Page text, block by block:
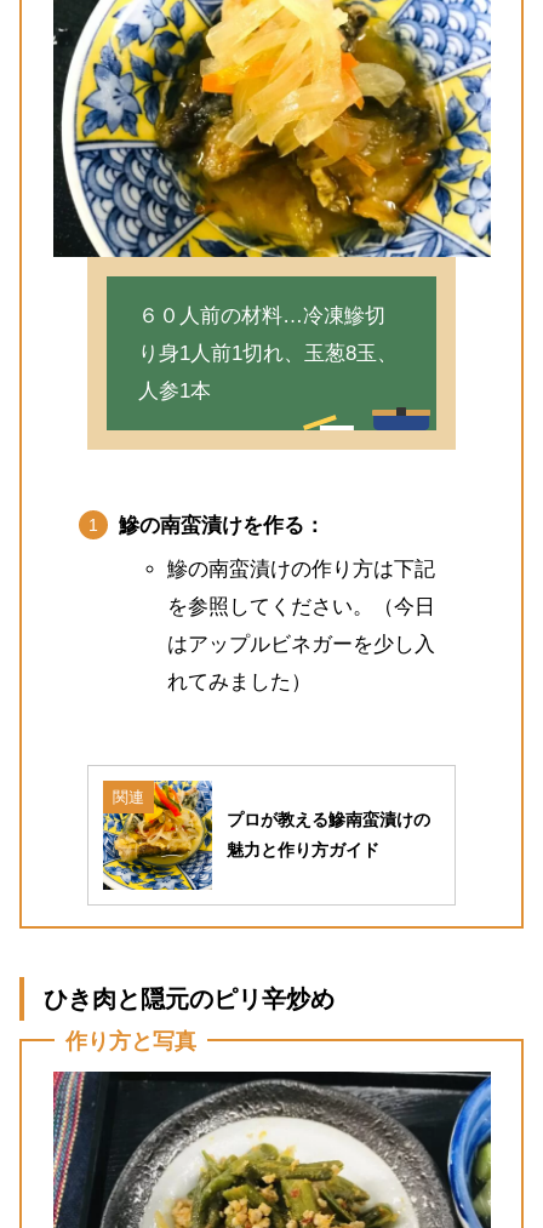
６０人前の材料…冷凍鰺切
り身1人前1切れ、玉葱8玉、
人参1本
鰺の南蛮漬けを作る：
鰺の南蛮漬けの作り方は下記
を参照してください。（今日
はアップルビネガーを少し入
れてみました）
関連
プロが教える鰺南蛮漬けの
魅力と作り方ガイド
ひき肉と隠元のピリ辛炒め
作り方と写真